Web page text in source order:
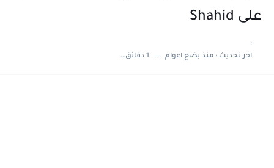
على Shahid
:
اخر تحديث :منذ بضع اعوام 1 دقائق للقراءة